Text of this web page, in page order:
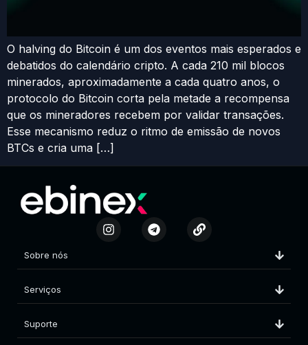
O halving do Bitcoin é um dos eventos mais esperados e
debatidos do calendário cripto. A cada 210 mil blocos
minerados, aproximadamente a cada quatro anos, o
protocolo do Bitcoin corta pela metade a recompensa
que os mineradores recebem por validar transações.
Esse mecanismo reduz o ritmo de emissão de novos
BTCs e cria uma […]
Sobre nós
Serviços
Suporte